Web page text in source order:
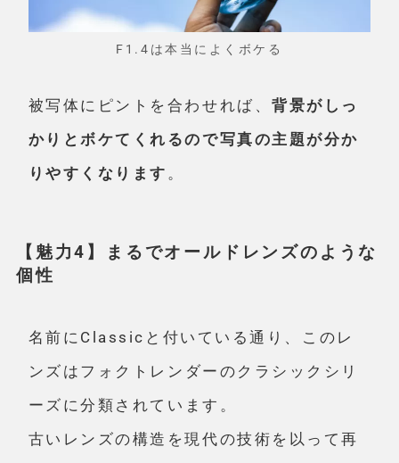
F1.4は本当によくボケる
被写体にピントを合わせれば、背景がしっ
かりとボケてくれるので写真の主題が分か
りやすくなります 。
【魅力4】まるでオールドレンズのような
個性
名前にClassicと付いている通り、このレ
ンズは フォクトレンダーのクラシックシリ
ーズに分類 されています。
古いレンズの構造を現代の技術を以って再